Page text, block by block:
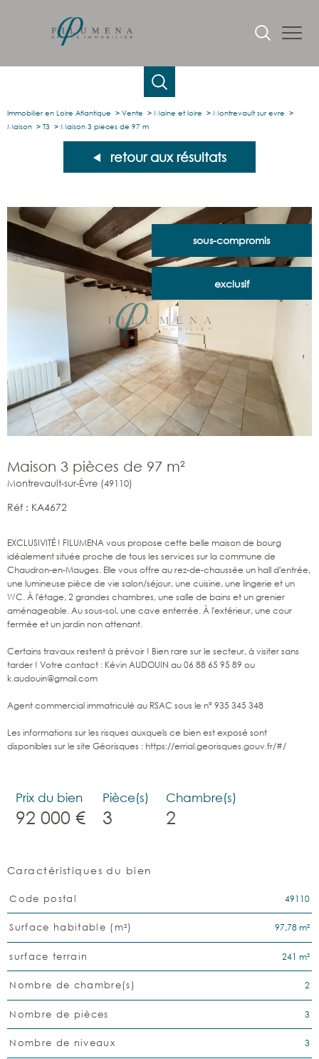
Immobilier en Loire Atlantique Vente Maine et loire
Montrevault sur evre
Maison
T3 Maison 3 pieces de 97 m
retour aux résultats
sous-compromis
exclusif
Maison 3 pièces de 97 m²
Montrevault-sur-Èvre (49110)
Réf : KA4672
EXCLUSIVITÉ ! FILUMENA vous propose cette belle maison de bourg
idéalement située proche de tous les services sur la commune de
Chaudron-en-Mauges. Elle vous offre au rez-de-chaussée un hall d'entrée,
une lumineuse pièce de vie salon/séjour, une cuisine, une lingerie et un
WC.À l'étage, 2 grandes chambres, une salle de bains et un grenier
aménageable. Au sous-sol, une cave enterrée. À l'extérieur, une cour
fermée et un jardin non attenant.
Certains travaux restent à prévoir ! Bien rare sur le secteur, à visiter sans
tarder ! Votre contact : Kévin AUDOUIN au 06 88 65 95 89 ou
k.audouin@gmail.com
Agent commercial immatriculé au RSAC sous le n° 935 345 348
Les informations sur les risques auxquels ce bien est exposé sont
disponibles sur le site Géorisques : https://errial.georisques.gouv.fr/#/
Prix du bien
92 000 €
Pièce(s)
3
Chambre(s)
2
Caractéristiques du bien
Caractéristiques
Code postal 49110
Surface habitable (m²) 97,78 m²
surface terrain 241 m²
Nombre de chambre(s) 2
Nombre de pièces 3
Nombre de niveaux 3